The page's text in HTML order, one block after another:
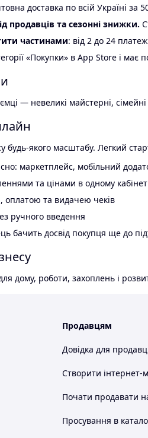
доставка по всій Україні за
продавців та сезонні знижки.
частинами: від 2 до 24
«Покупки» в App Store і має
— невеликі майстерні,
будь-якого масштабу. Легкий
маркетплейс, мобільний
та цінами в одному
оплатою та видачею чеків
ручного введення
бачить досвід покупця ще до
дому, роботи, захоплень і
Продавцям
Довідка для
Створити інтернет-
Почати продавати
Просування в